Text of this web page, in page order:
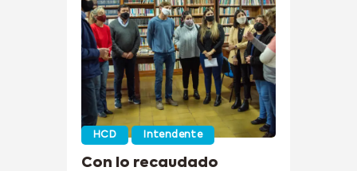
HCD Intendente
Con lo recaudado